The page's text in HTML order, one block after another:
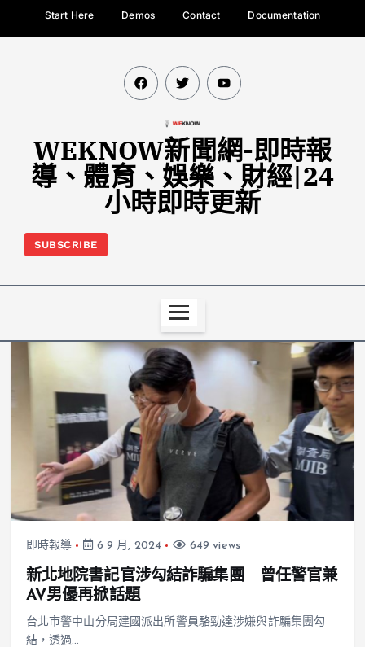
Start Here Demos Contact Documentation
WEKNOW新聞網-即時報
導、體育、娛樂、財經|24
小時即時更新
SUBSCRIBE
即時報導 6 9 月, 2024 649 views
新北地院書記官涉勾結詐騙集團 曾任警官兼
AV男優再掀話題
台北市警中山分局建國派出所警員駱勁達涉嫌與詐騙集團勾
結，透過…